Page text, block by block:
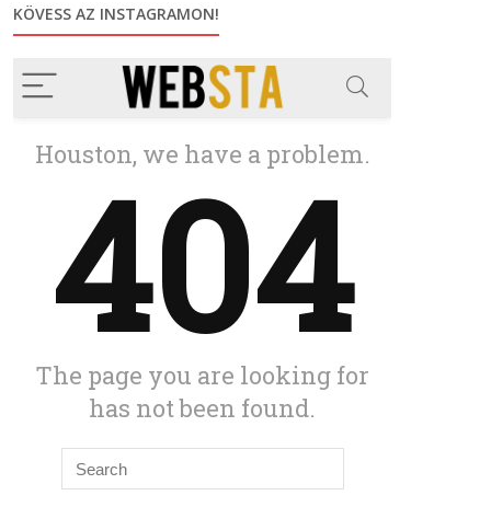
KÖVESS AZ INSTAGRAMON!